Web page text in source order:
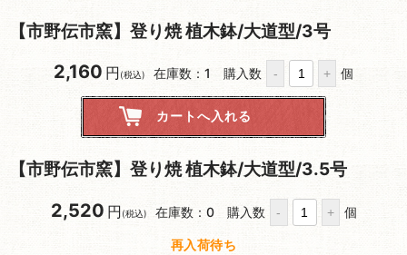
【市野伝市窯】登り焼 植木鉢/大道型/3号
2,160 円 (税込) 在庫数：1 購入数 個
【市野伝市窯】登り焼 植木鉢/大道型/3.5号
2,520 円(税込) 在庫数：0 購入数 個
再入荷待ち